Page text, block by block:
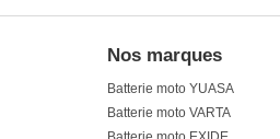
Nos marques
Batterie moto YUASA
Batterie moto VARTA